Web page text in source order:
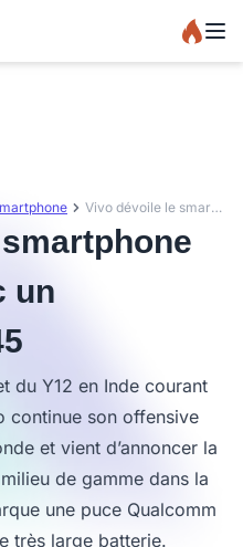
Vivo dévoile le smartphone iQOO Neo avec un Snapdragon 845
un
du Y12 en Inde courant
continue son offensive
et vient d’annoncer la
de gamme dans la
une puce Qualcomm
très large batterie.